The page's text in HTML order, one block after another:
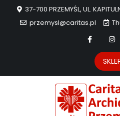
37-700 PRZEMYŚL, UL.
przemysl@caritas.pl